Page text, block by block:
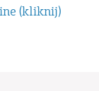
(kliknij)